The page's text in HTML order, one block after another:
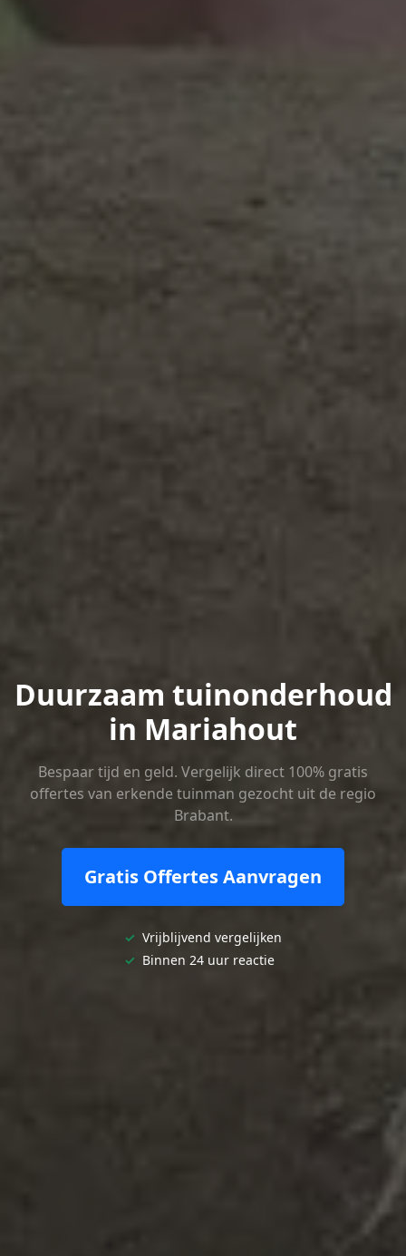
Duurzaam tuinonderhoud
in Mariahout
Bespaar tijd en geld. Vergelijk direct 100% gratis
offertes van erkende tuinman gezocht uit de regio
Brabant.
Gratis Offertes Aanvragen
✓ Vrijblijvend vergelijken
✓ Binnen 24 uur reactie